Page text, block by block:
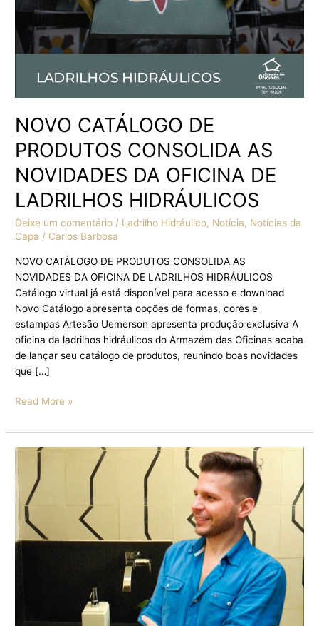
NOVO CATÁLOGO DE
PRODUTOS CONSOLIDA AS
NOVIDADES DA OFICINA DE
LADRILHOS HIDRÁULICOS
Deixe um comentário / Ladrilho Hidráulico, Notícia, Notícias da
Capa / Carlos Barbosa
NOVO CATÁLOGO DE PRODUTOS CONSOLIDA AS
NOVIDADES DA OFICINA DE LADRILHOS HIDRÁULICOS
Catálogo virtual já está disponível para acesso e download
Novo Catálogo apresenta opções de formas, cores e
estampas Artesão Uemerson apresenta produção exclusiva A
oficina da ladrilhos hidráulicos do Armazém das Oficinas acaba
de lançar seu catálogo de produtos, reunindo boas novidades
que […]
OFICINA
LADRILHOS
HIDRÁULICOS
Read More »
LADRILHO
EXCLUSIVO
ASSINADO
POR
ARQUITETO